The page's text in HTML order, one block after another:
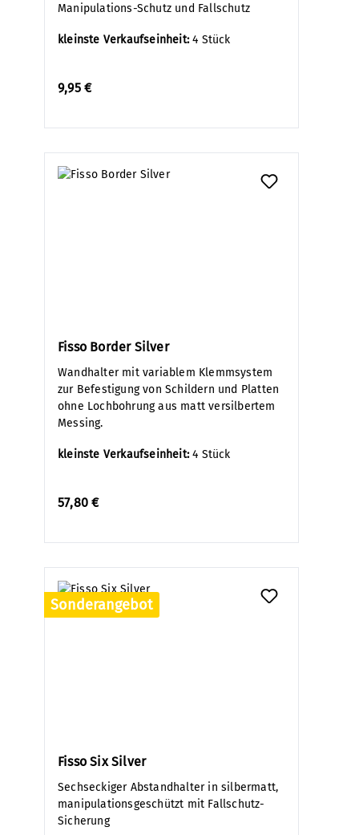
Manipulations-Schutz und Fallschutz
kleinste Verkaufseinheit:4 Stück
9,95 €
Fisso Border Silver
Wandhalter mit variablem Klemmsystem
zur Befestigung von Schildern und Platten
ohne Lochbohrung aus matt versilbertem
Messing.
kleinste Verkaufseinheit:4 Stück
57,80 €
Sonderangebot
Fisso Six Silver
Sechseckiger Abstandhalter in silbermatt,
manipulationsgeschützt mit Fallschutz-
Sicherung